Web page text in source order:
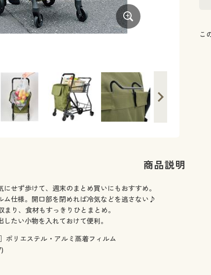
こ
商品説明
せず歩けて、週末のまとめ買いにもおすすめ。
仕様。開口部を閉めれば冷気などを逃さない♪
り、食材もすっきりひとまとめ。
たい小物を入れておけて便利。
ポリエステル・アルミ蒸着フィルム